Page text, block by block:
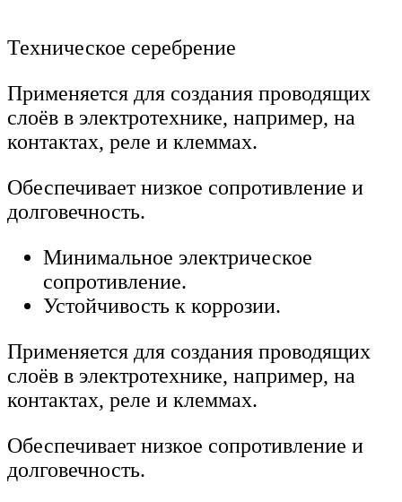
Техническое серебрение
Применяется для создания проводящих
слоёв в электротехнике, например, на
контактах, реле и клеммах.
Обеспечивает низкое сопротивление и
долговечность.
Минимальное электрическое
сопротивление.
Устойчивость к коррозии.
Применяется для создания проводящих
слоёв в электротехнике, например, на
контактах, реле и клеммах.
Обеспечивает низкое сопротивление и
долговечность.